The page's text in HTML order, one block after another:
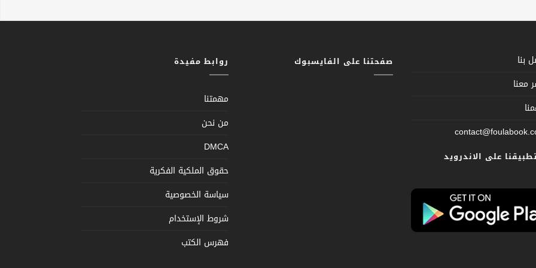
بنا
معنا
على الاندرويد
صفحتنا على الفايسبوك روابط مفيدة
مهمتنا
من نحن
DMCA
حقوق الملكية الفكرية
سياسة الخصوصية
شروط الإستخدام
فهرس الكتب